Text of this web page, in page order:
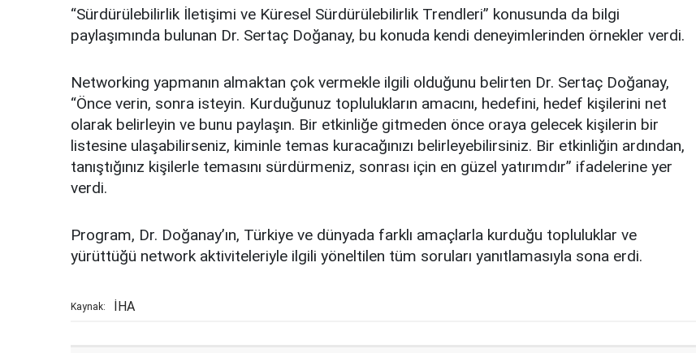
“Sürdürülebilirlik İletişimi ve Küresel Sürdürülebilirlik Trendleri” konusunda da bilgi
paylaşımında bulunan Dr. Sertaç Doğanay, bu konuda kendi deneyimlerinden örnekler verdi.
Networking yapmanın almaktan çok vermekle ilgili olduğunu belirten Dr. Sertaç Doğanay,
“Önce verin, sonra isteyin. Kurduğunuz toplulukların amacını, hedefini, hedef kişilerini net
olarak belirleyin ve bunu paylaşın. Bir etkinliğe gitmeden önce oraya gelecek kişilerin bir
listesine ulaşabilirseniz, kiminle temas kuracağınızı belirleyebilirsiniz. Bir etkinliğin ardından,
tanıştığınız kişilerle temasını sürdürmeniz, sonrası için en güzel yatırımdır” ifadelerine yer
verdi.
Program, Dr. Doğanay’ın, Türkiye ve dünyada farklı amaçlarla kurduğu topluluklar ve
yürüttüğü network aktiviteleriyle ilgili yöneltilen tüm soruları yanıtlamasıyla sona erdi.
Kaynak: İHA